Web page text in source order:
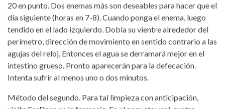
20 en punto. Dos enemas más son deseables para hacer que el
día siguiente (horas en 7-8). Cuando ponga el enema, luego
tendido en el lado izquierdo. Dobla su vientre alrededor del
perímetro, dirección de movimiento en sentido contrario a las
agujas del reloj. Entonces el agua se derramará mejor en el
intestino grueso. Pronto aparecerán para la defecación.
Intenta sufrir al menos uno o dos minutos.
Método del segundo. Para tal limpieza con anticipación,